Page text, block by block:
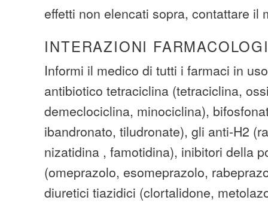
effetti non elencati sopra, contattare il
INTERAZIONI
Informi il medico di tutti i farmaci in
antibiotico tetraciclina (tetraciclina,
demeclociclina, minociclina),
ibandronato, tiludronate), gli anti-H2
nizatidina , famotidina), inibitori della
(omeprazolo, esomeprazolo,
diuretici tiazidici (clortalidone,